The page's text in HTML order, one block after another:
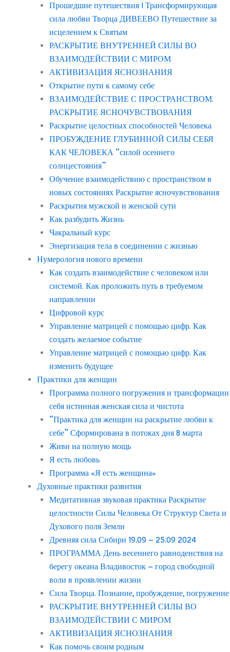
Прошедшие путешествия | Трансформирующая
сила любви Творца ДИВЕЕВО Путешествие за
исцелением к Святым
РАСКРЫТИЕ ВНУТРЕННЕЙ СИЛЫ ВО
ВЗАИМОДЕЙСТВИИ С МИРОМ
АКТИВИЗАЦИЯ ЯСНОЗНАНИЯ
Открытие пути к самому себе
ВЗАИМОДЕЙСТВИЕ С ПРОСТРАНСТВОМ.
РАСКРЫТИЕ ЯСНОЧУВСТВОВАНИЯ
Раскрытие целостных способностей Человека
ПРОБУЖДЕНИЕ ГЛУБИННОЙ СИЛЫ СЕБЯ
КАК ЧЕЛОВЕКА “силой осеннего
солнцестояния”
Обучение взаимодействию с пространством в
новых состояниях Раскрытие ясночувствования
Раскрытия мужской и женской сути
Как разбудить Жизнь
Чакральный курс
Энергизация тела в соединении с жизнью
Нумерология нового времени
Как создать взаимодействие с человеком или
системой. Как проложить путь в требуемом
направлении
Цифровой курс
Управление матрицей с помощью цифр. Как
создать желаемое событие
Управление матрицей с помощью цифр. Как
изменить будущее
Практики для женщин
Программа полного погружения и трансформации
себя истинная женская сила и чистота
“Практика для женщин на раскрытие любви к
себе” Сформирована в потоках дня 8 марта
Живи на полную мощь
Я есть любовь
Программа «Я есть женщина»
Духовные практики развития
Медитативная звуковая практика Раскрытие
целостности Силы Человека От Структур Света и
Духового поля Земли
Древняя сила Сибири 19.09 – 25.09 2024
ПРОГРАММА День весеннего равноденствия на
берегу океана Владивосток – город свободной
воли в проявлении жизни
Сила Творца. Познание, пробуждение, погружение
РАСКРЫТИЕ ВНУТРЕННЕЙ СИЛЫ ВО
ВЗАИМОДЕЙСТВИИ С МИРОМ
АКТИВИЗАЦИЯ ЯСНОЗНАНИЯ
Как помочь своим родным